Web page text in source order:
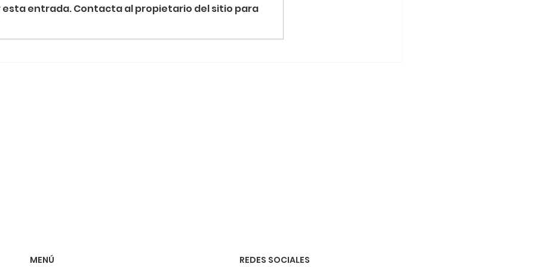
Termografía y la Revolución de la
Metrología Térmica: La ciencia
esta entrada. Contacta al propietario del sitio para
MENÚ REDES SOCIALES